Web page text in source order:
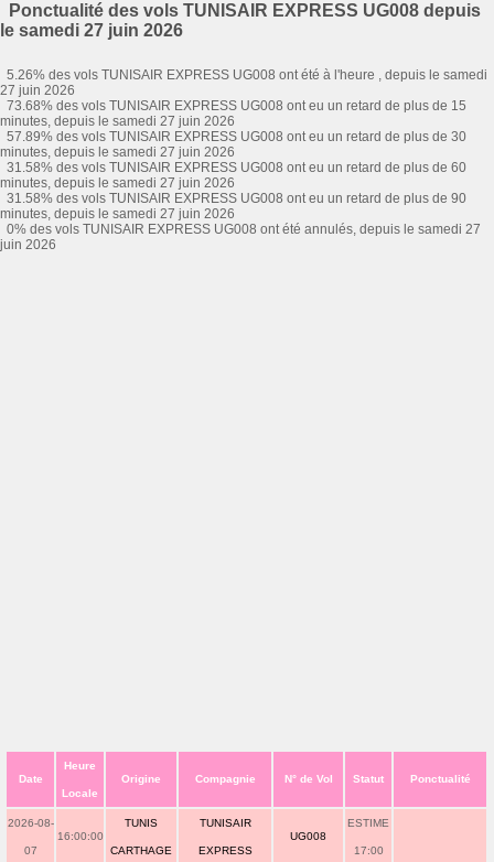
Ponctualité des vols TUNISAIR EXPRESS UG008 depuis
le samedi 27 juin 2026
5.26% des vols TUNISAIR EXPRESS UG008 ont été à l'heure , depuis le samedi
27 juin 2026
73.68% des vols TUNISAIR EXPRESS UG008 ont eu un retard de plus de 15
minutes, depuis le samedi 27 juin 2026
57.89% des vols TUNISAIR EXPRESS UG008 ont eu un retard de plus de 30
minutes, depuis le samedi 27 juin 2026
31.58% des vols TUNISAIR EXPRESS UG008 ont eu un retard de plus de 60
minutes, depuis le samedi 27 juin 2026
31.58% des vols TUNISAIR EXPRESS UG008 ont eu un retard de plus de 90
minutes, depuis le samedi 27 juin 2026
0% des vols TUNISAIR EXPRESS UG008 ont été annulés, depuis le samedi 27
juin 2026
Date
Heure
Locale
Origine Compagnie N° de Vol Statut Ponctualité
2026-08-
07
16:00:00
TUNIS
CARTHAGE
TUNISAIR
EXPRESS
UG008
ESTIME
17:00